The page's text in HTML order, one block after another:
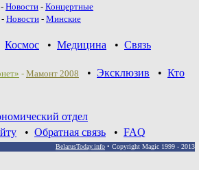
- Новости - Концертные
- Новoсти - Минские
Космос • Медицина • Связь
- Мамонт 2008 • Эксклюзив • Кто
отдел
• Обратная связь • FAQ
BelarusToday.info • Copyright Magic 1999 - 2013